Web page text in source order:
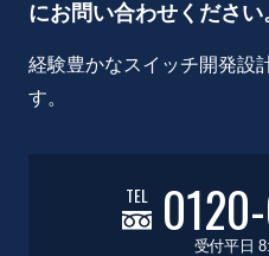
にお問い合わせください
経験豊かなスイッチ開発設
す。
TEL
受付平日